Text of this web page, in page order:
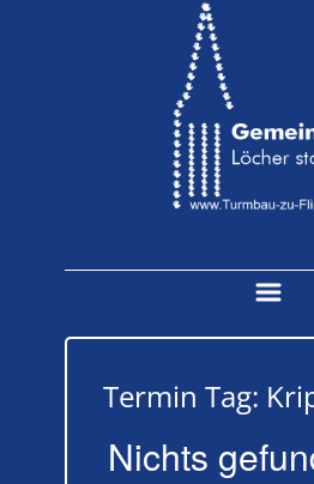
Termin Tag:
Nichts